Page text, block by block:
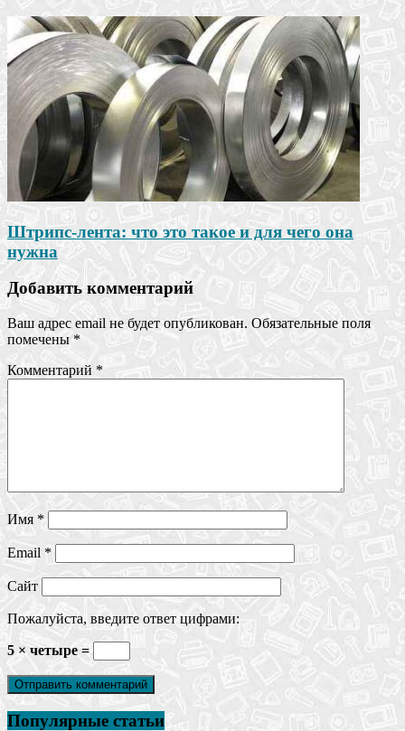
Штрипс-лента: что это такое и для чего она
нужна
Добавить комментарий
Ваш адрес email не будет опубликован. Обязательные поля
помечены *
Комментарий *
Имя *
Email *
Сайт
Пожалуйста, введите ответ цифрами:
5 × четыре =
Популярные статьи